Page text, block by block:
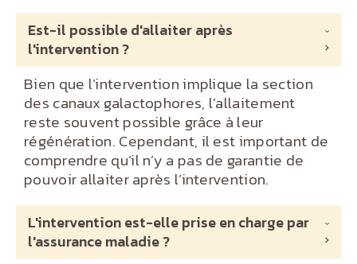
Est-il possible d'allaiter après
l'intervention ?
Bien que l’intervention implique la section
des canaux galactophores, l’allaitement
reste souvent possible grâce à leur
régénération. Cependant, il est important de
comprendre qu’il n’y a pas de garantie de
pouvoir allaiter après l’intervention.
L'intervention est-elle prise en charge par
l'assurance maladie ?